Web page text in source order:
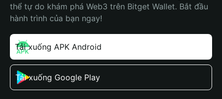
thể tự do khám phá Web3 trên Bitget Wallet. Bắt đầu
hành trình của bạn ngay!
Tải xuống APK Android
Tải xuống Google Play